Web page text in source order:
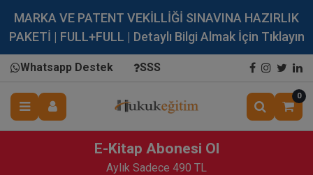
MARKA VE PATENT VEKİLLİĞİ SINAVINA HAZIRLIK
PAKETİ | FULL+FULL | Detaylı Bilgi Almak İçin Tıklayın
Whatsapp Destek SSS
0
E-Kitap Abonesi Ol
Aylık Sadece 490 TL